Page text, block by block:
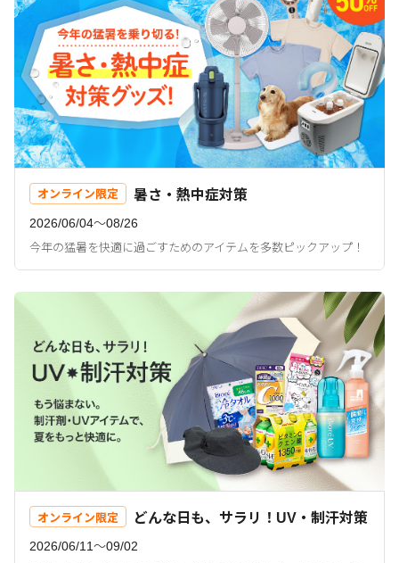
オンライン限定 暑さ・熱中症対策
2026/06/04〜08/26
今年の猛暑を快適に過ごすためのアイテムを多数ピックアップ！
オンライン限定 どんな日も、サラリ！UV・制汗対策
2026/06/11〜09/02